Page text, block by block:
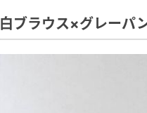
白ブラウス×グレーパ